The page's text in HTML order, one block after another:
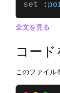
set
全文を見る
コー
このファイル